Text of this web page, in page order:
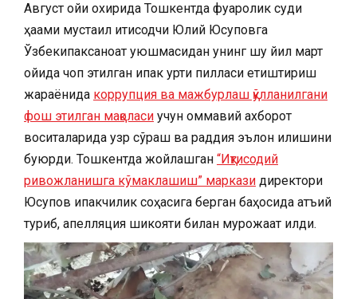
Август ойи охирида Тошкентда фуқаролик суди
ҳақами мустақил иқтисодчи Юлий Юсуповга
Ўзбекипаксаноат уюшмасидан унинг шу йил март
ойида чоп этилган ипак қурти пилласи етиштириш
жараёнида коррупция ва мажбурлаш қўлланилгани
фош этилган мақоласи учун оммавий ахборот
воситаларида узр сўраш ва раддия эълон қилишини
буюрди. Тошкентда жойлашган “Иқтисодий
ривожланишга кўмаклашиш” маркази директори
Юсупов ипакчилик соҳасига берган баҳосида қатъий
туриб, апелляция шикояти билан мурожаат қилди.